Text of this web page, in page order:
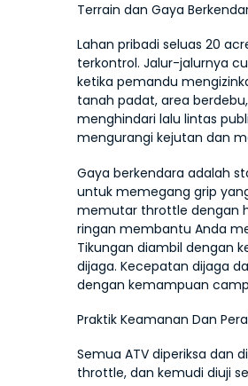
Terrain dan Gaya
Lahan pribadi seluas 20
terkontrol. Jalur-jalurnya
ketika pemandu
tanah padat, area
menghindari lalu lintas
mengurangi kejutan dan
Gaya berkendara adalah
untuk memegang grip
memutar throttle dengan
ringan membantu Anda
Tikungan diambil dengan
dijaga. Kecepatan dijaga
dengan kemampuan
Praktik Keamanan Dan
Semua ATV diperiksa dan
throttle, dan kemudi diuji